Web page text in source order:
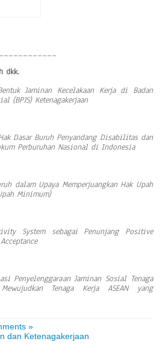
dkk.
Jaminan Kecelakaan Kerja di Badan
(BPJS) Ketenagakerjaan
Dasar Buruh Penyandang Disabilitas dan
Perburuhan Nasional di Indonesia
dalam Upaya Memperjuangkan Hak Upah
Minimum)
System sebagai Penunjang Positive
Penyelenggaraan Jaminan Sosial Tenaga
Tenaga Kerja ASEAN yang
»
dan Ketenagakerjaan